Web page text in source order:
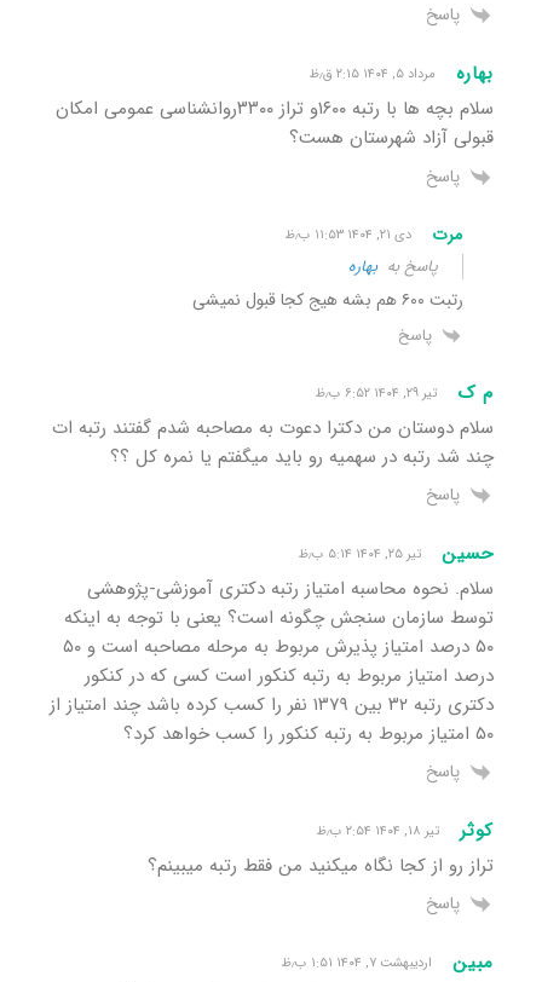
پاسخ
بهاره مرداد ۵, ۱۴۰۴ ۲:۱۵ ق٫ظ
سلام بچه ها با رتبه ۱۶۰۰و تراز ۳۳۰۰روانشناسی عمومی امکان
قبولی آزاد شهرستان هست؟
پاسخ
مرت دی ۲۱, ۱۴۰۴ ۱۱:۵۳ ب٫ظ
پاسخ بهبهاره
رتبت ۶۰۰ هم بشه هیج کجا قبول نمیشی
پاسخ
م ک تیر ۲۹, ۱۴۰۴ ۶:۵۲ ب٫ظ
سلام دوستان من دکترا دعوت به مصاحبه شدم گفتند رتبه ات
چند شد رتبه در سهمیه رو باید میگفتم یا نمره کل ؟؟
پاسخ
حسین تیر ۲۵, ۱۴۰۴ ۵:۱۴ ب٫ظ
سلام. نحوه محاسبه امتیاز رتبه دکتری آموزشی-پژوهشی
توسط سازمان سنجش چگونه است؟ یعنی با توجه به اینکه
۵۰ درصد امتیاز پذیرش مربوط به مرحله مصاحبه است و ۵۰
درصد امتیاز مربوط به رتبه کنکور است کسی که در کنکور
دکتری رتبه ۳۲ بین ۱۳۷۹ نفر را کسب کرده باشد چند امتیاز از
۵۰ امتیاز مربوط به رتبه کنکور را کسب خواهد کرد؟
پاسخ
کوثر تیر ۱۸, ۱۴۰۴ ۲:۵۴ ب٫ظ
تراز رو از کجا نگاه میکنید من فقط رتبه میبینم؟
پاسخ
مبین اردیبهشت ۷, ۱۴۰۴ ۱:۵۱ ب٫ظ